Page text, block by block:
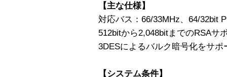
【主な仕様】
対応バス：66/33MHz、64/32bit
512bitから2,048bitまでのRSAサ
3DESによるバルク暗号化をサポ
【システム条件】